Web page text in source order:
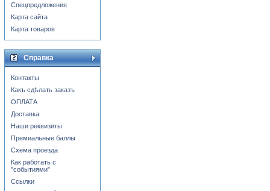
Спецпредложения
Карта сайта
Карта товаров
Справка
Контакты
Какъ сдѣлать заказъ
ОПЛАТА
Доставка
Наши реквизиты
Премиальные баллы
Схема проезда
Как работать с
"событиями"
Ссылки